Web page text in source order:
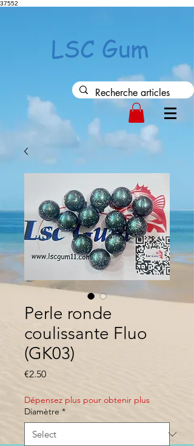
37552
LSC Gum
Perle ronde
coulissante Fluo
(GK03)
€2.50Price
Dépensez plus pour obtenir plus
Diamètre *